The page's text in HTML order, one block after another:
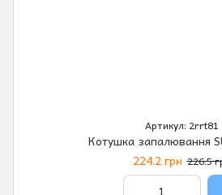
Артикул: 2rrt81
Котушка запалювання
224.2 грн 226.5